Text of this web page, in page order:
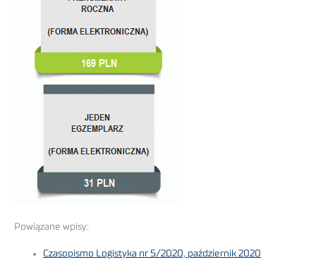
Powiązane wpisy:
Czasopismo Logistyka nr 5/2020, październik 2020